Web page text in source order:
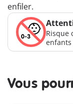
enfiler.
Risque
enfants
Vous